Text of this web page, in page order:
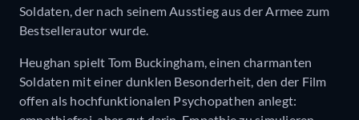
Soldaten, der nach seinem Ausstieg aus der Armee zum
Bestsellerautor wurde.
Heughan spielt Tom Buckingham, einen charmanten
Soldaten mit einer dunklen Besonderheit, den der Film
offen als hochfunktionalen Psychopathen anlegt: